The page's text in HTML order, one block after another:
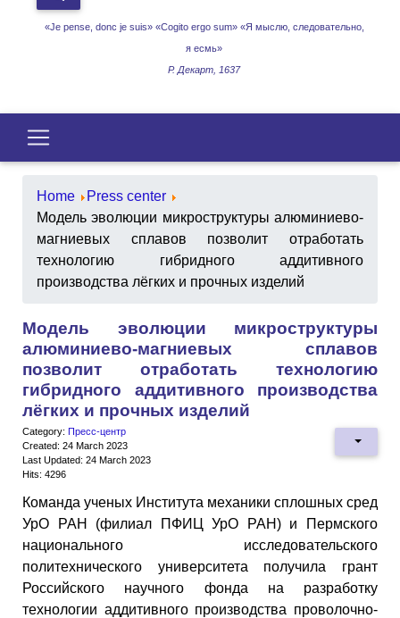
«Je pense, donc je suis» «Cogito ergo sum» «Я мыслю, следовательно,
я есмь»
Р. Декарт, 1637
Home
Press center
Модель эволюции микроструктуры алюминиево-
магниевых сплавов позволит отработать
технологию гибридного аддитивного
производства лёгких и прочных изделий
Модель эволюции микроструктуры
алюминиево-магниевых сплавов
позволит отработать технологию
гибридного аддитивного производства
лёгких и прочных изделий
Category: Пресс-центр
Created: 24 March 2023
Last Updated: 24 March 2023
Hits: 4296
Команда ученых Института механики сплошных сред
УрО РАН (филиал ПФИЦ УрО РАН) и Пермского
национального исследовательского
политехнического университета получила грант
Российского научного фонда на разработку
технологии аддитивного производства проволочно-